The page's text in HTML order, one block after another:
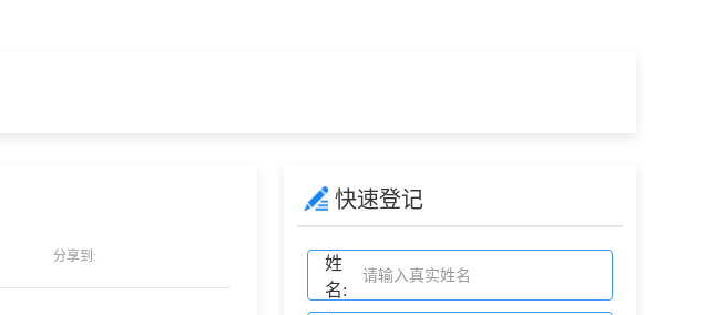
分享到:
快速登记
姓
名: